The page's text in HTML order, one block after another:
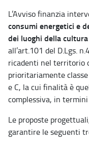
L’Avviso finanzia
consumi energetici e
dei luoghi della
all’art.101 del D.Lgs.
ricadenti nel territorio
prioritariamente
e C, la cui finalità è
complessiva, in
Le proposte
garantire le seguenti